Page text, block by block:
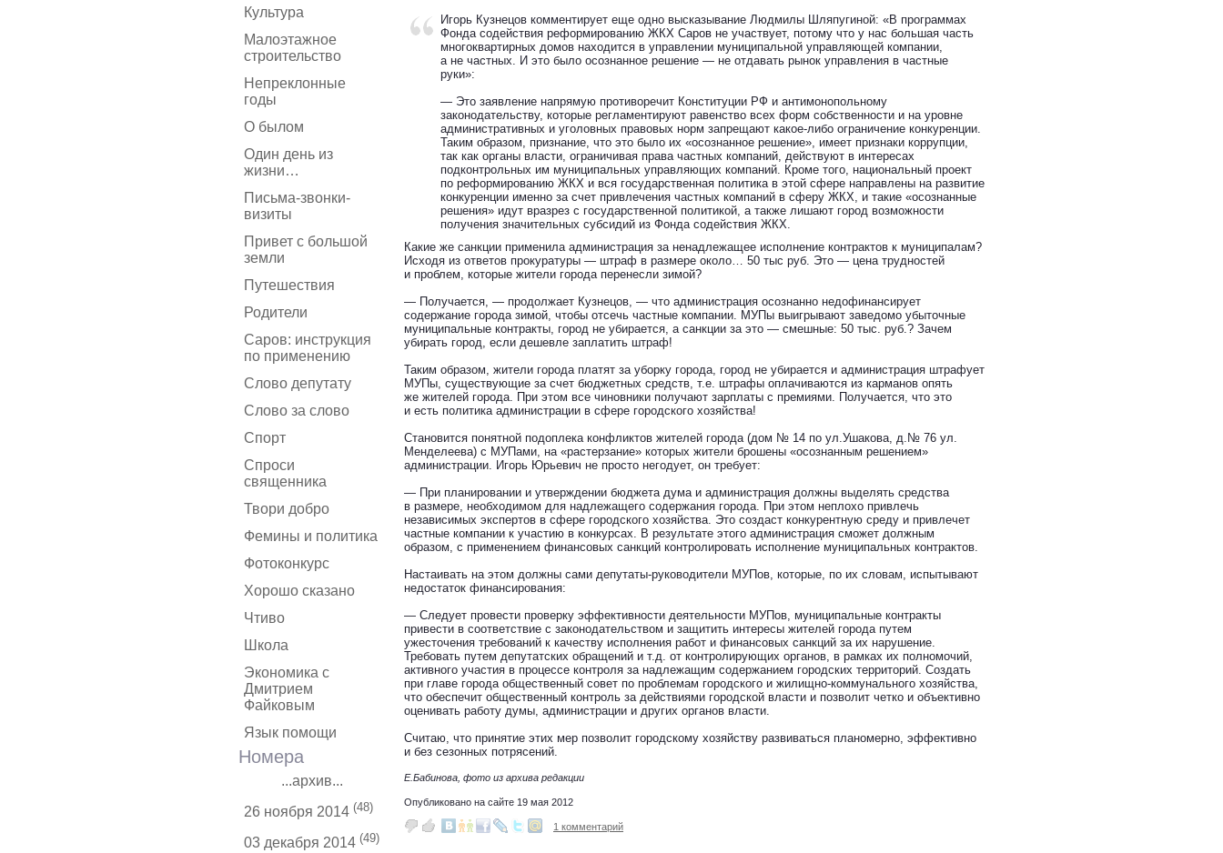
Культура
Малоэтажное
строительство
Непреклонные
годы
О былом
Один день из
жизни…
Письма-звонки-
визиты
Привет с большой
земли
Путешествия
Родители
Саров: инструкция
по применению
Слово депутату
Слово за слово
Спорт
Спроси
священника
Твори добро
Фемины и политика
Фотоконкурс
Хорошо сказано
Чтиво
Школа
Экономика с
Дмитрием
Файковым
Язык помощи
Номера
...архив...
26 ноября 2014 (48)
03 декабря 2014 (49)
Игорь Кузнецов комментирует еще одно высказывание Людмилы Шляпугиной: «В программах
Фонда содействия реформированию ЖКХ Саров не участвует, потому что у нас большая часть
многоквартирных домов находится в управлении муниципальной управляющей компании,
а не частных. И это было осознанное решение — не отдавать рынок управления в частные
руки»:
— Это заявление напрямую противоречит Конституции РФ и антимонопольному
законодательству, которые регламентируют равенство всех форм собственности и на уровне
административных и уголовных правовых норм запрещают какое-либо ограничение конкуренции.
Таким образом, признание, что это было их «осознанное решение», имеет признаки коррупции,
так как органы власти, ограничивая права частных компаний, действуют в интересах
подконтрольных им муниципальных управляющих компаний. Кроме того, национальный проект
по реформированию ЖКХ и вся государственная политика в этой сфере направлены на развитие
конкуренции именно за счет привлечения частных компаний в сферу ЖКХ, и такие «осознанные
решения» идут вразрез с государственной политикой, а также лишают город возможности
получения значительных субсидий из Фонда содействия ЖКХ.
Какие же санкции применила администрация за ненадлежащее исполнение контрактов к муниципалам?
Исходя из ответов прокуратуры — штраф в размере около… 50 тыс руб. Это — цена трудностей
и проблем, которые жители города перенесли зимой?
— Получается, — продолжает Кузнецов, — что администрация осознанно недофинансирует
содержание города зимой, чтобы отсечь частные компании. МУПы выигрывают заведомо убыточные
муниципальные контракты, город не убирается, а санкции за это — смешные: 50 тыс. руб.? Зачем
убирать город, если дешевле заплатить штраф!
Таким образом, жители города платят за уборку города, город не убирается и администрация штрафует
МУПы, существующие за счет бюджетных средств, т.е. штрафы оплачиваются из карманов опять
же жителей города. При этом все чиновники получают зарплаты с премиями. Получается, что это
и есть политика администрации в сфере городского хозяйства!
Становится понятной подоплека конфликтов жителей города (дом № 14 по ул.Ушакова, д.№ 76 ул.
Менделеева) с МУПами, на «растерзание» которых жители брошены «осознанным решением»
администрации. Игорь Юрьевич не просто негодует, он требует:
— При планировании и утверждении бюджета дума и администрация должны выделять средства
в размере, необходимом для надлежащего содержания города. При этом неплохо привлечь
независимых экспертов в сфере городского хозяйства. Это создаст конкурентную среду и привлечет
частные компании к участию в конкурсах. В результате этого администрация сможет должным
образом, с применением финансовых санкций контролировать исполнение муниципальных контрактов.
Настаивать на этом должны сами депутаты-руководители МУПов, которые, по их словам, испытывают
недостаток финансирования:
— Следует провести проверку эффективности деятельности МУПов, муниципальные контракты
привести в соответствие с законодательством и защитить интересы жителей города путем
ужесточения требований к качеству исполнения работ и финансовых санкций за их нарушение.
Требовать путем депутатских обращений и т.д. от контролирующих органов, в рамках их полномочий,
активного участия в процессе контроля за надлежащим содержанием городских территорий. Создать
при главе города общественный совет по проблемам городского и жилищно-коммунального хозяйства,
что обеспечит общественный контроль за действиями городской власти и позволит четко и объективно
оценивать работу думы, администрации и других органов власти.
Считаю, что принятие этих мер позволит городскому хозяйству развиваться планомерно, эффективно
и без сезонных потрясений.
Е.Бабинова, фото из архива редакции
Опубликовано на сайте 19 мая 2012
1 комментарий